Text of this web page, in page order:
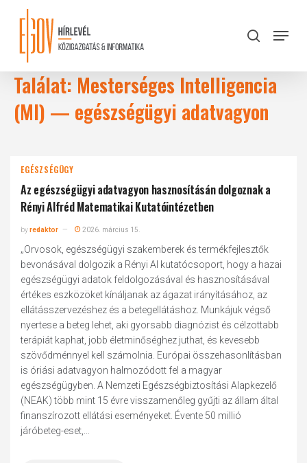
content
search
Menu
Találat: Mesterséges Intelligencia
(MI) — egészségügyi adatvagyon
EGÉSZSÉGÜGY
Az egészségügyi adatvagyon hasznosításán dolgoznak a
Rényi Alfréd Matematikai Kutatóintézetben
byredaktor 2026. március 15.
„Orvosok, egészségügyi szakemberek és termékfejlesztők
bevonásával dolgozik a Rényi AI kutatócsoport, hogy a hazai
egészségügyi adatok feldolgozásával és hasznosításával
értékes eszközöket kínáljanak az ágazat irányításához, az
ellátásszervezéshez és a betegellátáshoz. Munkájuk végső
nyertese a beteg lehet, aki gyorsabb diagnózist és célzottabb
terápiát kaphat, jobb életminőséghez juthat, és kevesebb
szövődménnyel kell számolnia. Európai összehasonlításban
is óriási adatvagyon halmozódott fel a magyar
egészségügyben. A Nemzeti Egészségbiztosítási Alapkezelő
(NEAK) több mint 15 évre visszamenőleg gyűjti az állam által
finanszírozott ellátási eseményeket. Évente 50 millió
járóbeteg-eset,...
Close